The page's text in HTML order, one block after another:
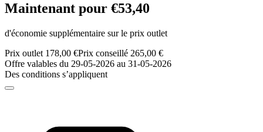
Maintenant pour €53,40
d'économie supplémentaire sur le prix outlet
Prix outlet 178,00 €Prix conseillé 265,00 €
Offre valables du 29-05-2026 au 31-05-2026
Des conditions s’appliquent